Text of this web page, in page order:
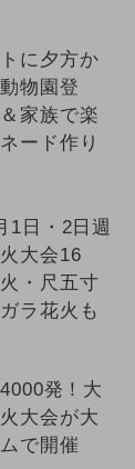
に夕方か
物園登
家族で楽
ード作り
1日・2日週
大会16
・尺五寸
ラ花火も
発！大
大会が大
で開催